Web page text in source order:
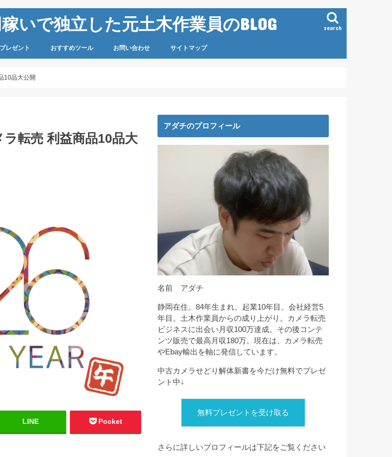
いで独立した元土木作業員のBLOG search
レゼント おすすめツール お問い合わせ サイトマップ
10品大公開
転売 利益商品10品大
LINE Pocket
アダチのプロフィール
名前 アダチ
静岡在住。84年生まれ。起業10年目。会社経営5
年目。土木作業員からの成り上がり。カメラ転売
ビジネスに出会い月収100万達成。その後コンテ
ンツ販売で最高月収180万。現在は、カメラ転売
やEbay輸出を軸に発信しています。
中古カメラせどり解体新書を今だけ無料でプレゼ
ント中↓
無料プレゼントを受け取る
さらに詳しいプロフィールは下記をご覧ください